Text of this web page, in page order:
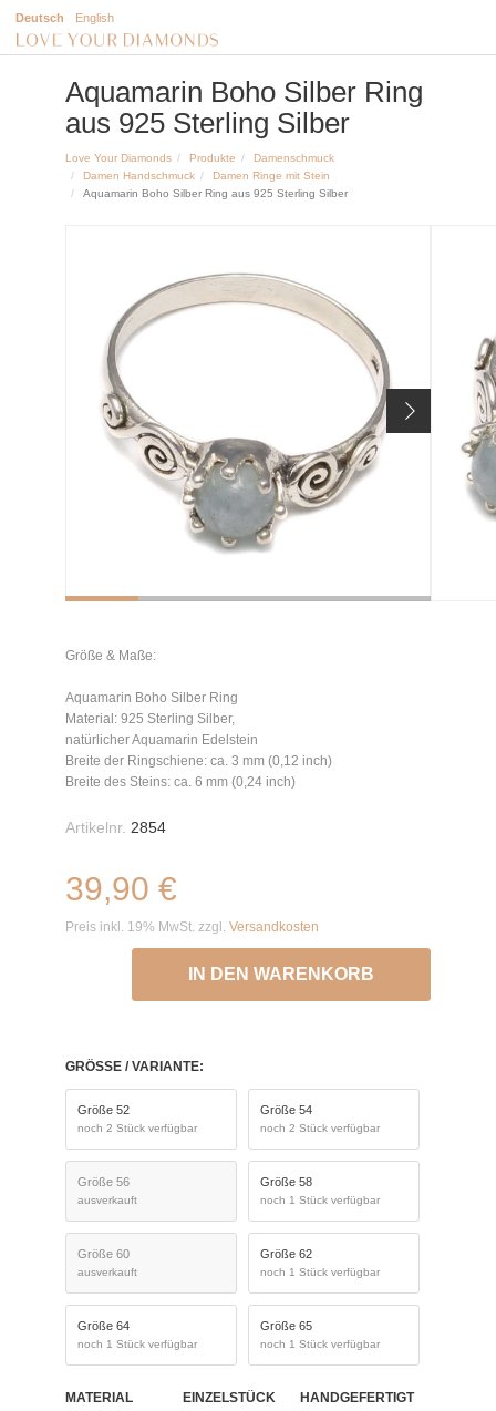
Deutsch English
Aquamarin Boho Silber Ring
aus 925 Sterling Silber
Love Your Diamonds Produkte
Damenschmuck
Damen Handschmuck
Damen Ringe mit Stein
Aquamarin Boho Silber Ring aus 925 Sterling Silber
Größe & Maße:
Aquamarin Boho Silber Ring
Material: 925 Sterling Silber,
natürlicher Aquamarin Edelstein
Breite der Ringschiene: ca. 3 mm (0,12 inch)
Breite des Steins: ca. 6 mm (0,24 inch)
Artikelnr. 2854
39,90 €
Preis inkl. 19% MwSt. zzgl. Versandkosten
IN DEN WARENKORB
GRÖSSE / VARIANTE:
Größe 52
noch 2 Stück verfügbar
Größe 54
noch 2 Stück verfügbar
Größe 56
ausverkauft
Größe 58
noch 1 Stück verfügbar
Größe 60
ausverkauft
Größe 62
noch 1 Stück verfügbar
Größe 64
noch 1 Stück verfügbar
Größe 65
noch 1 Stück verfügbar
MATERIAL
EINZELSTÜCK
HANDGEFERTIGT